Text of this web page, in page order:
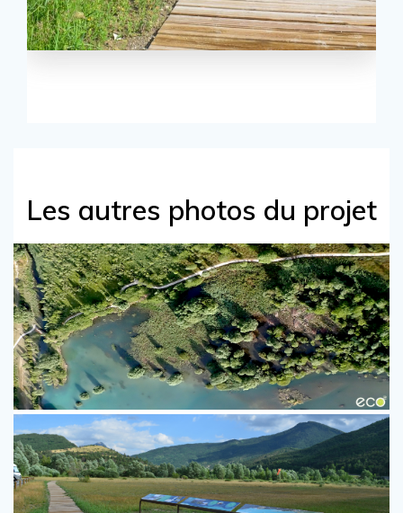
Les autres photos du projet